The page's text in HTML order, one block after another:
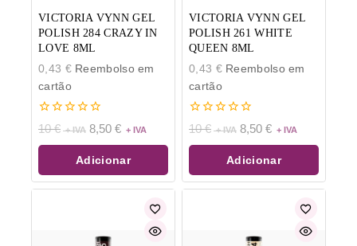
VICTORIA VYNN GEL
POLISH 284 CRAZY IN
LOVE 8ML
0,43 €Reembolso em
cartão
0
de
5
10€ 8,50 €
Adicionar
VICTORIA VYNN GEL
POLISH 261 WHITE
QUEEN 8ML
0,43 €Reembolso em
cartão
0
de
5
10€ 8,50 €
Adicionar